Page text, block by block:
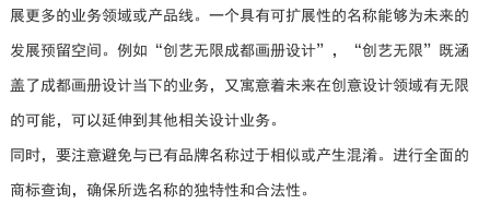
展更多的业务领域或产品线。一个具有可扩展性的名称能够为未来的
发展预留空间。例如“创艺无限成都画册设计”，“创艺无限”既涵
盖了成都画册设计当下的业务，又寓意着未来在创意设计领域有无限
的可能，可以延伸到其他相关设计业务。
同时，要注意避免与已有品牌名称过于相似或产生混淆。进行全面的
商标查询，确保所选名称的独特性和合法性。